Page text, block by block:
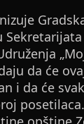
da će
i da će
posetilaca.